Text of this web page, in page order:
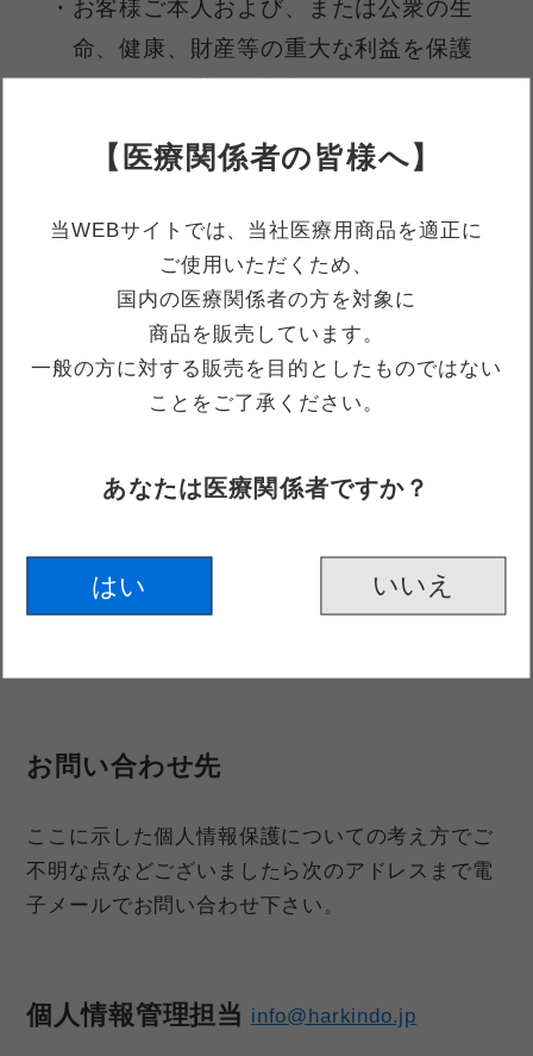
【医療関係者の皆様へ】
当WEBサイトでは、当社医療用商品を適正に
ご使用いただくため、
国内の医療関係者の方を対象に
商品を販売しています。
一般の方に対する販売を目的としたものではない
ことをご了承ください。
あなたは医療関係者ですか？
はい
お客様ご本人および、または公衆の生
命、健康、財産等の重大な利益を保護
あらかじめお客様ご本人から同意を得
当社の規約等に違反している場合に、
他のお客様、第三者または当社の権
利、財産を保護するために必要と認め
られる場合
裁判所、行政機関の命令等、そのほか
求められた場合、または犯罪の捜査、
第三者に対する権利侵害の排除、予
お問い合わせ先
ここに示した個人情報保護についての考え方でご
不明な点などございましたら次のアドレスまで電
子メールでお問い合わせ下さい。
個人情報管理担当 info@harkindo.jp